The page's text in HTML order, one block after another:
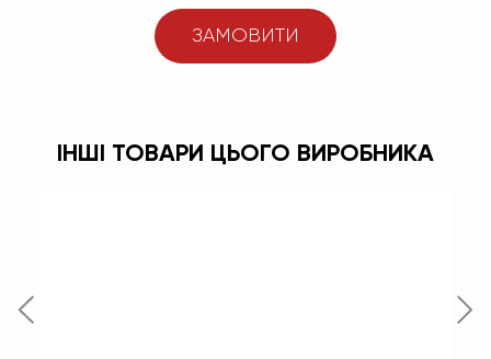
ЗАМОВИТИ
ІНШІ ТОВАРИ ЦЬОГО ВИРОБНИКА